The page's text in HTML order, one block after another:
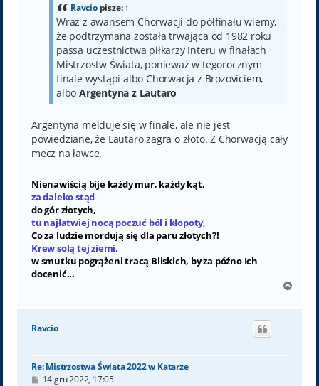
Ravciopisze:↑
Wraz z awansem Chorwacji do półfinału wiemy,
że podtrzymana została trwająca od 1982 roku
passa uczestnictwa piłkarzy Interu w finałach
Mistrzostw Świata, ponieważ w tegorocznym
finale wystąpi albo Chorwacja z Brozoviciem,
albo Argentyna z Lautaro
Argentyna melduje się w finale, ale nie jest
powiedziane, że Lautaro zagra o złoto. Z Chorwacją cały
mecz na ławce.
Nienawiścią bije każdy mur, każdy kąt,
za daleko stąd
do gór złotych,
tu najłatwiej nocą poczuć ból i kłopoty,
Co za ludzie mordują się dla paru złotych?!
Krew solą tej ziemi,
w smutku pogrążeni tracą Bliskich, by za późno Ich
docenić...
g
Ravcio
Re: Mistrzostwa Świata 2022 w Katarze
P14 gru 2022, 17:05